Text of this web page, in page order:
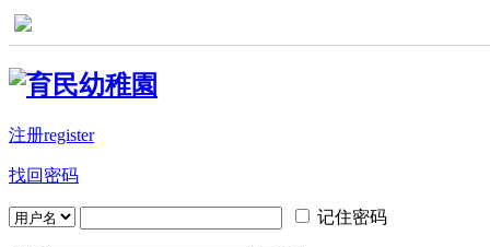
注册register
找回密码
记住密码